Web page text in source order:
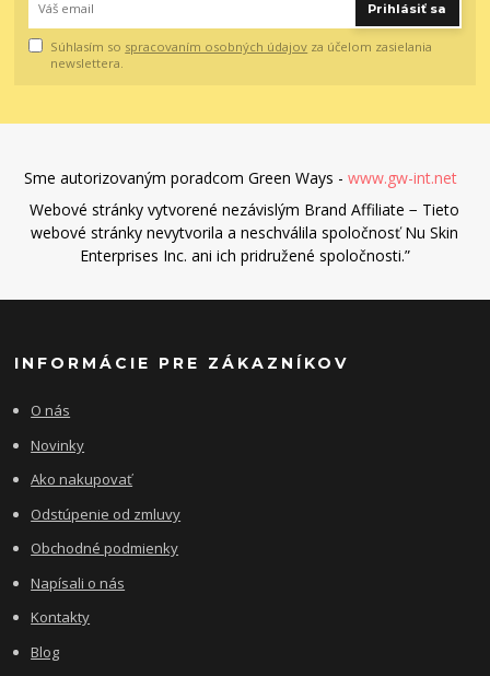
Prihlásiť sa
Súhlasím so spracovaním osobných údajov za účelom zasielania
newslettera.
Sme autorizovaným poradcom Green Ways - www.gw-int.net
Webové stránky vytvorené nezávislým Brand Affiliate − Tieto
webové stránky nevytvorila a neschválila spoločnosť Nu Skin
Enterprises Inc. ani ich pridružené spoločnosti.”
INFORMÁCIE PRE ZÁKAZNÍKOV
O nás
Novinky
Ako nakupovať
Odstúpenie od zmluvy
Obchodné podmienky
Napísali o nás
Kontakty
Blog